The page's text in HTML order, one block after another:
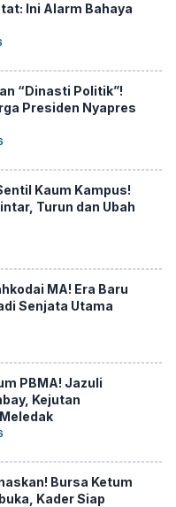
Ini Alarm Bahaya
“Dinasti Politik”!
Presiden Nyapres
Kaum Kampus!
Turun dan Ubah
MA! Era Baru
Senjata Utama
PBMA! Jazuli
Kejutan
Bursa Ketum
Kader Siap